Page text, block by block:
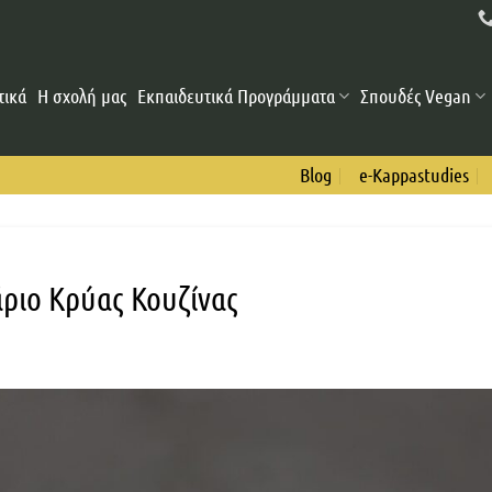
Η σχολή μας Εκπαιδευτικά Προγράμματα Σπουδές Vegan
Blog e-Kappastudies
Κρύας Κουζίνας